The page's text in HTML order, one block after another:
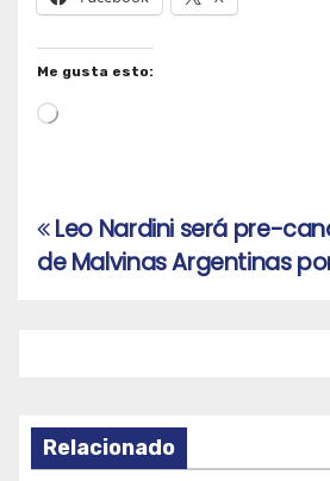
Me gusta esto:
Navegación
de
Leo Nardini será pre-
de Malvinas Argentinas
Relacionado